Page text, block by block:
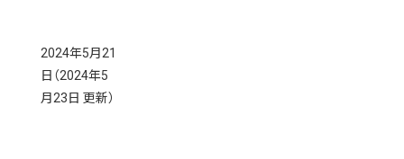
2024年5月21
日 （2024年5
月23日 更新）